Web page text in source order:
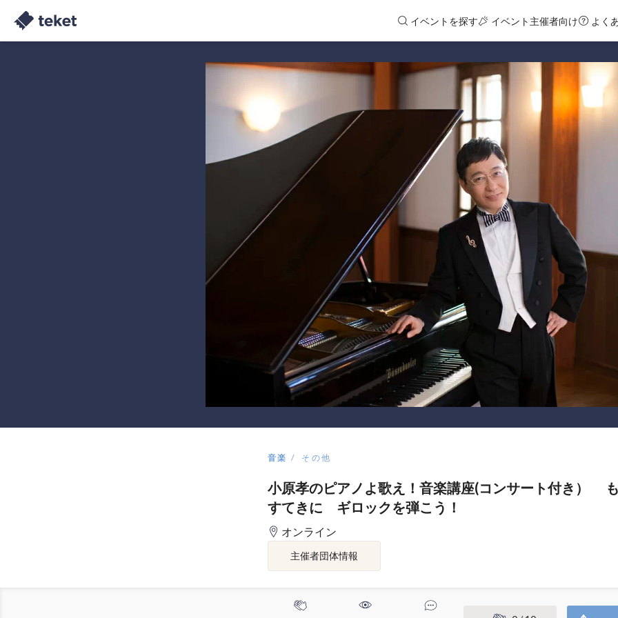
イベントを探す イベント主催者向け よく
音楽 その他
小原孝のピアノよ歌え！音楽講座(コンサート付き）
すてきに ギロックを弾こう！
オンライン
主催者団体情報